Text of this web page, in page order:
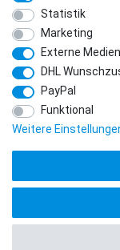
© Copyright 2018 -
verstehen
Statistik
Marketing
Externe Medien
DHL
PayPal
Funktional
Weitere